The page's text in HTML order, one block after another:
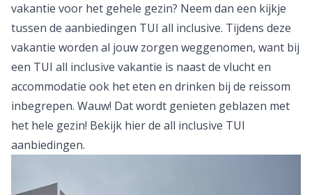
vakantie voor het gehele gezin? Neem dan een kijkje
tussen de aanbiedingen TUI all inclusive. Tijdens deze
vakantie worden al jouw zorgen weggenomen, want bij
een TUI all inclusive vakantie is naast de vlucht en
accommodatie ook het eten en drinken bij de reissom
inbegrepen. Wauw! Dat wordt genieten geblazen met
het hele gezin! Bekijk hier de all inclusive TUI
aanbiedingen.